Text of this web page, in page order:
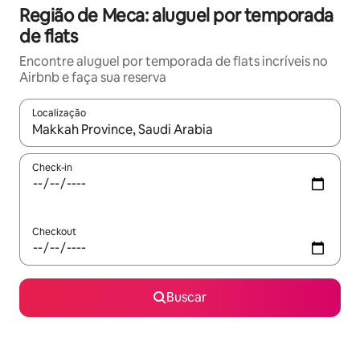
Região de Meca: aluguel por temporada
de flats
Encontre aluguel por temporada de flats incríveis no
Airbnb e faça sua reserva
Localização
Quando os resultados estiverem disponíveis, explore-os
Check-in
Checkout
Buscar